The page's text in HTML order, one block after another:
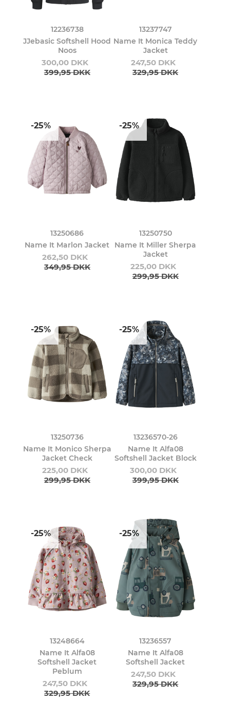
12236738
JJebasic Softshell Hood
Noos
300,00 DKK
399,95 DKK
13237747
Name It Monica Teddy
Jacket
247,50 DKK
329,95 DKK
-25%
13250686
Name It Marlon Jacket
262,50 DKK
349,95 DKK
-25%
13250750
Name It Miller Sherpa
Jacket
225,00 DKK
299,95 DKK
-25%
13250736
Name It Monico Sherpa
Jacket Check
225,00 DKK
299,95 DKK
-25%
13236570-26
Name It Alfa08
Softshell Jacket Block
300,00 DKK
399,95 DKK
-25%
13248664
Name It Alfa08
Softshell Jacket
Peblum
247,50 DKK
329,95 DKK
-25%
13236557
Name It Alfa08
Softshell Jacket
247,50 DKK
329,95 DKK